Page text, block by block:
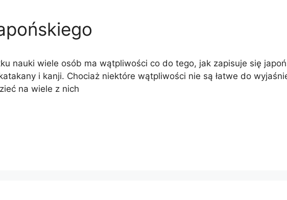
nauki wiele osób ma wątpliwości co do tego, jak zapisuje się
i kanji. Chociaż niektóre wątpliwości nie są łatwe do
na wiele z nich